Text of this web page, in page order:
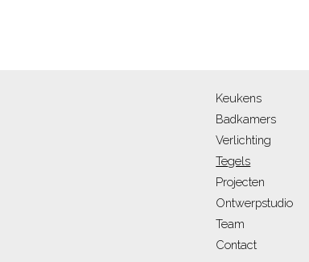
Keukens
Badkamers
Verlichting
Tegels
Projecten
Ontwerpstudio
Team
Contact